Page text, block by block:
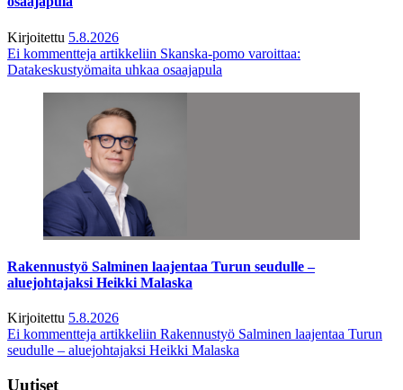
Kirjoitettu 5.8.2026
Ei kommentteja artikkeliin Skanska-pomo varoittaa:
Datakeskustyömaita uhkaa osaajapula
Rakennustyö Salminen laajentaa Turun seudulle –
aluejohtajaksi Heikki Malaska
Kirjoitettu 5.8.2026
Ei kommentteja artikkeliin Rakennustyö Salminen laajentaa Turun
seudulle – aluejohtajaksi Heikki Malaska
Uutiset